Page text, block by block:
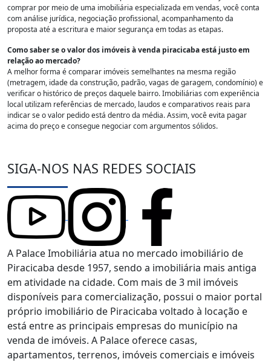
comprar por meio de uma imobiliária especializada em vendas, você conta
com análise jurídica, negociação profissional, acompanhamento da
proposta até a escritura e maior segurança em todas as etapas.
Como saber se o valor dos imóveis à venda piracicaba está justo em
relação ao mercado?
A melhor forma é comparar imóveis semelhantes na mesma região
(metragem, idade da construção, padrão, vagas de garagem, condomínio) e
verificar o histórico de preços daquele bairro. Imobiliárias com experiência
local utilizam referências de mercado, laudos e comparativos reais para
indicar se o valor pedido está dentro da média. Assim, você evita pagar
acima do preço e consegue negociar com argumentos sólidos.
SIGA-NOS NAS REDES SOCIAIS
A Palace Imobiliária atua no mercado imobiliário de
Piracicaba desde 1957, sendo a imobiliária mais antiga
em atividade na cidade. Com mais de 3 mil imóveis
disponíveis para comercialização, possui o maior portal
próprio imobiliário de Piracicaba voltado à locação e
está entre as principais empresas do município na
venda de imóveis. A Palace oferece casas,
apartamentos, terrenos, imóveis comerciais e imóveis